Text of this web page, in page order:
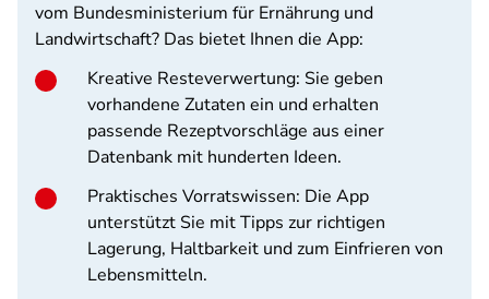
vom Bundesministerium für Ernährung und
Landwirtschaft? Das bietet Ihnen die App:
Kreative Resteverwertung: Sie geben
vorhandene Zutaten ein und erhalten
passende Rezeptvorschläge aus einer
Datenbank mit hunderten Ideen.
Praktisches Vorratswissen: Die App
unterstützt Sie mit Tipps zur richtigen
Lagerung, Haltbarkeit und zum Einfrieren von
Lebensmitteln.